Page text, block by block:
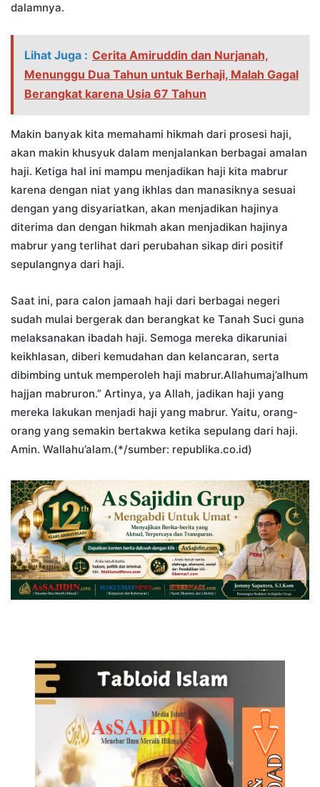
dalamnya.
Lihat Juga : Cerita Amiruddin dan Nurjanah,
Menunggu Dua Tahun untuk Berhaji, Malah Gagal
Berangkat karena Usia 67 Tahun
Makin banyak kita memahami hikmah dari prosesi haji,
akan makin khusyuk dalam menjalankan berbagai amalan
haji. Ketiga hal ini mampu menjadikan haji kita mabrur
karena dengan niat yang ikhlas dan manasiknya sesuai
dengan yang disyariatkan, akan menjadikan hajinya
diterima dan dengan hikmah akan menjadikan hajinya
mabrur yang terlihat dari perubahan sikap diri positif
sepulangnya dari haji.
Saat ini, para calon jamaah haji dari berbagai negeri
sudah mulai bergerak dan berangkat ke Tanah Suci guna
melaksanakan ibadah haji. Semoga mereka dikaruniai
keikhlasan, diberi kemudahan dan kelancaran, serta
dibimbing untuk memperoleh haji mabrur.Allahumaj’alhum
hajjan mabruron.” Artinya, ya Allah, jadikan haji yang
mereka lakukan menjadi haji yang mabrur. Yaitu, orang-
orang yang semakin bertakwa ketika sepulang dari haji.
Amin. Wallahu’alam.(*/sumber: republika.co.id)